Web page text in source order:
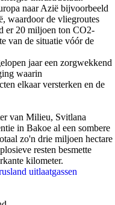
naar Azië bijvoorbeeld
waardoor de vliegroutes
er 20 miljoen ton CO2-
van de situatie vóór de
jaar een zorgwekkend
waarin
elkaar versterken en de
van Milieu, Svitlana
in Bakoe al een sombere
zo'n drie miljoen hectare
resten besmette
kilometer.
uitlaatgassen